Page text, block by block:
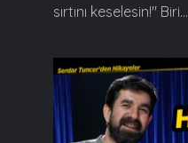
sırtını keselesin!" Biri...